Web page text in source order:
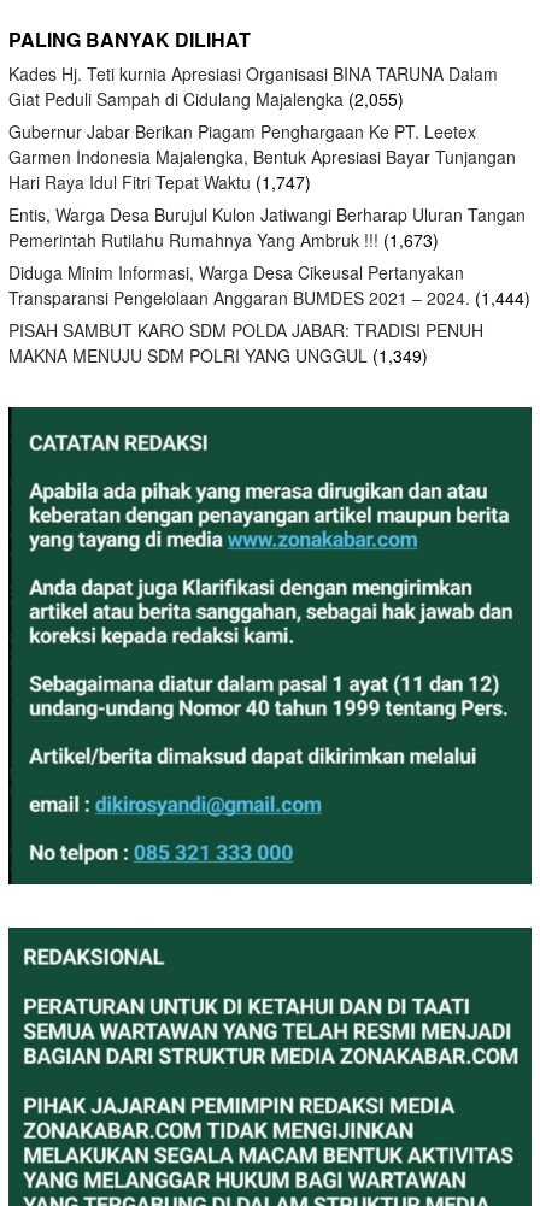
PALING BANYAK DILIHAT
Kades Hj. Teti kurnia Apresiasi Organisasi BINA TARUNA Dalam
Giat Peduli Sampah di Cidulang Majalengka (2,055)
Gubernur Jabar Berikan Piagam Penghargaan Ke PT. Leetex
Garmen Indonesia Majalengka, Bentuk Apresiasi Bayar Tunjangan
Hari Raya Idul Fitri Tepat Waktu (1,747)
Entis, Warga Desa Burujul Kulon Jatiwangi Berharap Uluran Tangan
Pemerintah Rutilahu Rumahnya Yang Ambruk !!! (1,673)
Diduga Minim Informasi, Warga Desa Cikeusal Pertanyakan
Transparansi Pengelolaan Anggaran BUMDES 2021 – 2024. (1,444)
PISAH SAMBUT KARO SDM POLDA JABAR: TRADISI PENUH
MAKNA MENUJU SDM POLRI YANG UNGGUL (1,349)